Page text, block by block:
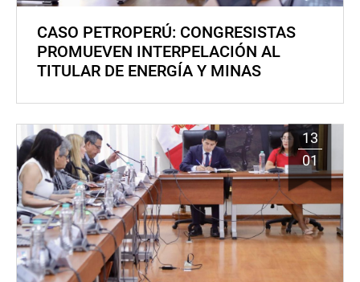
CASO PETROPERÚ: CONGRESISTAS
PROMUEVEN INTERPELACIÓN AL
TITULAR DE ENERGÍA Y MINAS
13
01